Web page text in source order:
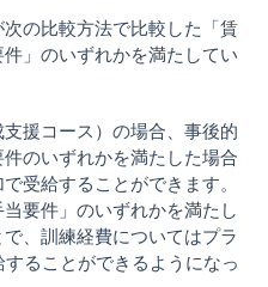
の比較方法で比較した「賃
」のいずれかを満たしてい
援コース）の場合、事後的
のいずれかを満たした場合
受給することができます。
要件」のいずれかを満たし
、訓練経費についてはプラ
ることができるようになっ